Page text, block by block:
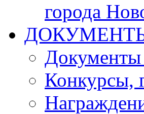
города
Документы
Конкурсы,